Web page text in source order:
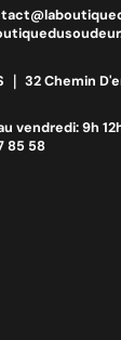
｜ 32 Chemin
vendredi: 9h
85 58